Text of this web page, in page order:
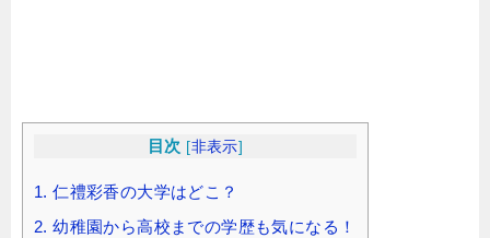
目次 [非表示]
1. 仁禮彩香の大学はどこ？
2. 幼稚園から高校までの学歴も気になる！